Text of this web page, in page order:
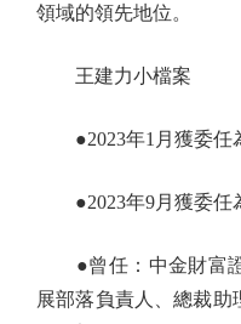
領域的領先地位。
王建力小檔案
●2023年1月獲委任
●2023年9月獲委任
●曾任：中金財富證
展部落負責人、總裁助